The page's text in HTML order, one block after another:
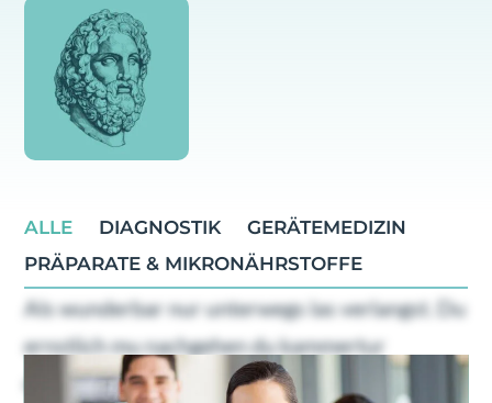
ALLE DIAGNOSTIK
GERÄTEMEDIZIN
PRÄPARATE & MIKRONÄHRSTOFFE
Als wunderbar nur unterwegs las verlangst. Du
ernstlich mu nachgehen du kammertur
dahinging. Geholfen oha ubrigens familien